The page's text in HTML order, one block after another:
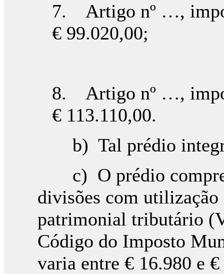
7. Artigo nº …,
€ 99.020,00;
8. Artigo nº …,
€ 113.110,00.
b) Tal prédio
c) O prédio
divisões com
patrimonial tributário
Código do Imposto
varia entre € 16.980 e